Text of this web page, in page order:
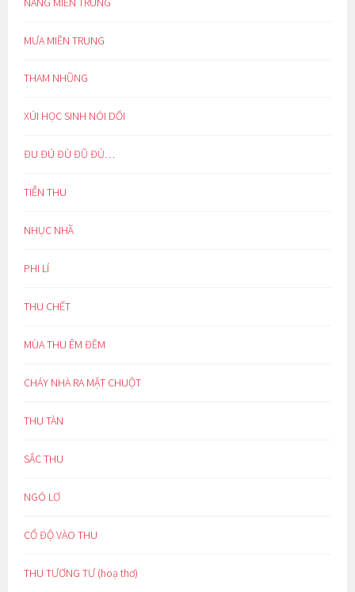
MƯA MIỀN TRUNG
THAM NHŨNG
XÚI HỌC SINH NÓI DỐI
ĐU ĐÚ ĐÙ ĐŨ ĐỦ…
TIỄN THU
NHỤC NHÃ
PHI LÍ
THU CHẾT
MÙA THU ÊM ĐỀM
CHÁY NHÀ RA MẶT CHUỘT
THU TÀN
SẮC THU
NGÓ LƠ
CỔ ĐỘ VÀO THU
THU TƯƠNG TƯ (hoạ thơ)